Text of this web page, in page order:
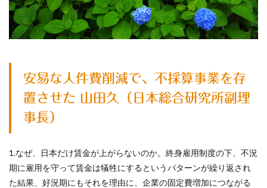
安易な人件費削減で、不採算事業を存
置させた 山田久（日本総合研究所副理
事長）
1.なぜ、日本だけ賃金が上がらないのか。終身雇用制度の下、不況
期に雇用を守って賃金は犠牲にするというパターンが繰り返され
た結果、好況期にもそれを理由に、企業の固定費増加につながる